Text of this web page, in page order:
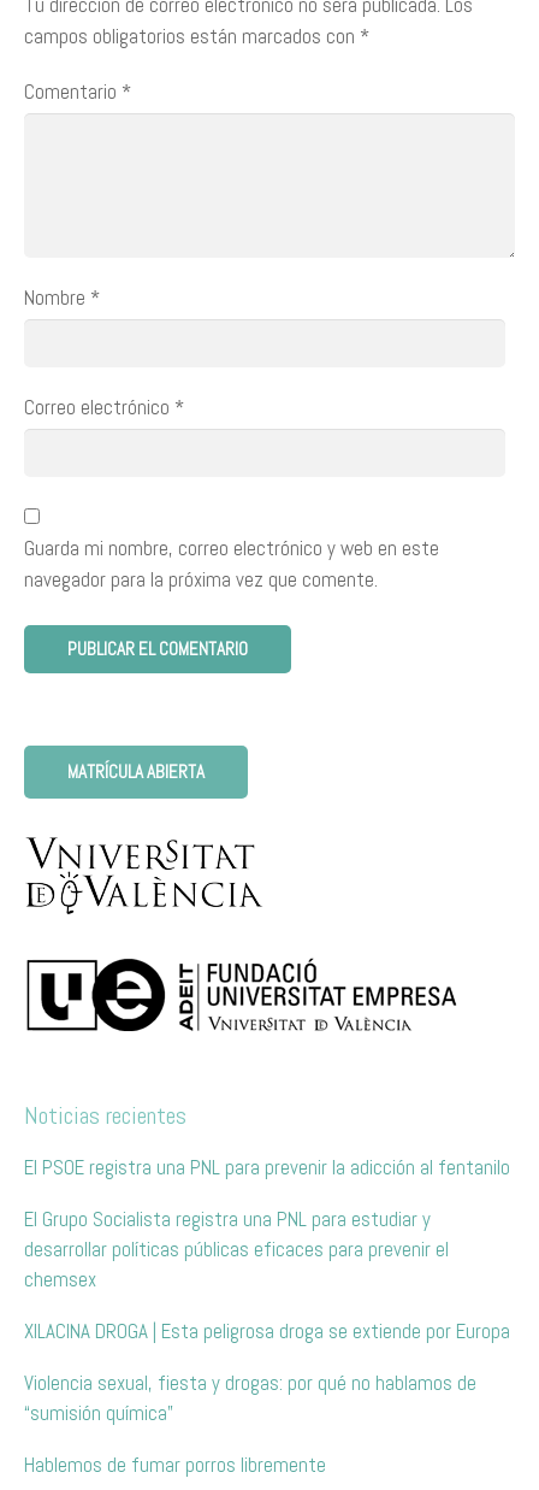
campos obligatorios están marcados con *
Comentario *
Nombre *
Correo electrónico *
Guarda mi nombre, correo electrónico y web en este
navegador para la próxima vez que comente.
MATRÍCULA ABIERTA
Noticias recientes
El PSOE registra una PNL para prevenir la adicción al fentanilo
El Grupo Socialista registra una PNL para estudiar y
desarrollar políticas públicas eficaces para prevenir el
chemsex
XILACINA DROGA | Esta peligrosa droga se extiende por Europa
Violencia sexual, fiesta y drogas: por qué no hablamos de
“sumisión química”
Hablemos de fumar porros libremente